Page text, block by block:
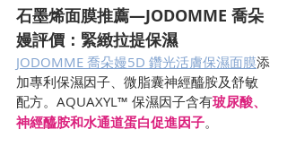
石墨烯面膜推薦—JODOMME 喬朵
嫚評價：緊緻拉提保濕
JODOMME 喬朵嫚5D 鑽光活膚保濕面膜添
加專利保濕因子、微脂囊神經醯胺及舒敏
配方。AQUAXYL™ 保濕因子含有玻尿酸、
神經醯胺和水通道蛋白促進因子。